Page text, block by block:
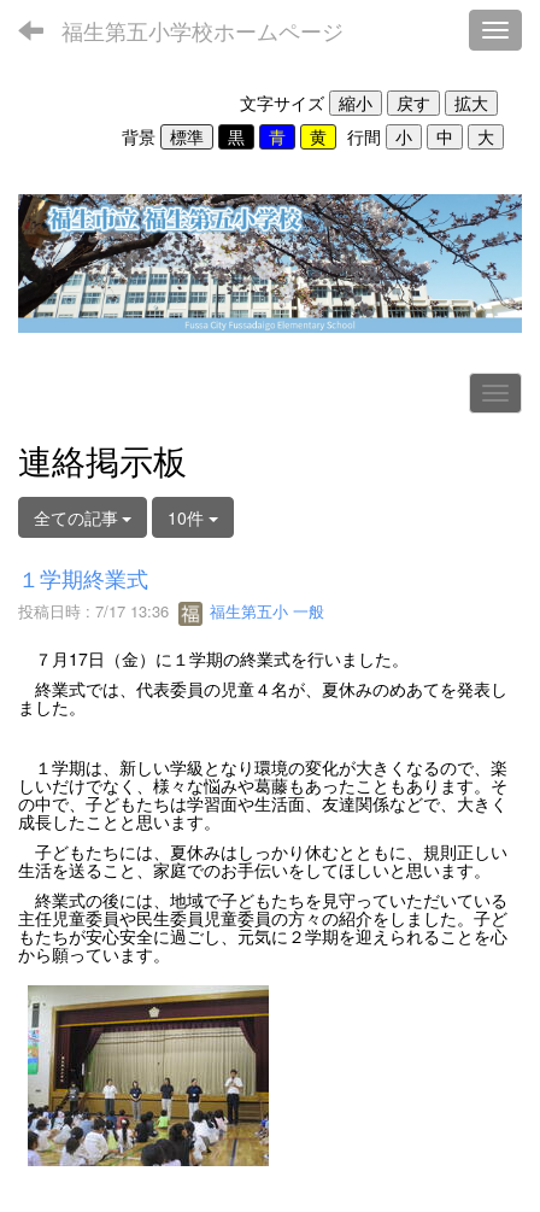
福生第五小学校ホームページ
文字サイズ
背景
行間
連絡掲示板
全ての記事 10件
１学期終業式
投稿日時 : 7/17 13:36 福生第五小 一般
７月17日（金）に１学期の終業式を行いました。
終業式では、代表委員の児童４名が、夏休みのめあてを発表し
ました。
１学期は、新しい学級となり環境の変化が大きくなるので、楽
しいだけでなく、様々な悩みや葛藤もあったこともあります。そ
の中で、子どもたちは学習面や生活面、友達関係などで、大きく
成長したことと思います。
子どもたちには、夏休みはしっかり休むとともに、規則正しい
生活を送ること、家庭でのお手伝いをしてほしいと思います。
終業式の後には、地域で子どもたちを見守っていただいている
主任児童委員や民生委員児童委員の方々の紹介をしました。子ど
もたちが安心安全に過ごし、元気に２学期を迎えられることを心
から願っています。